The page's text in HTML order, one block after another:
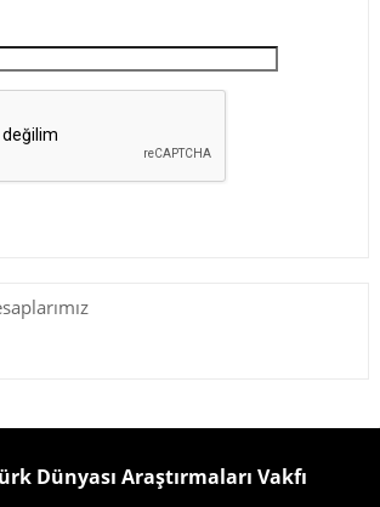
Dünyası Araştırmaları Vakfı